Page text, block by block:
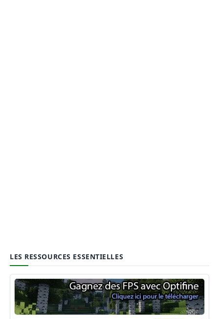
LES RESSOURCES ESSENTIELLES
Optifine